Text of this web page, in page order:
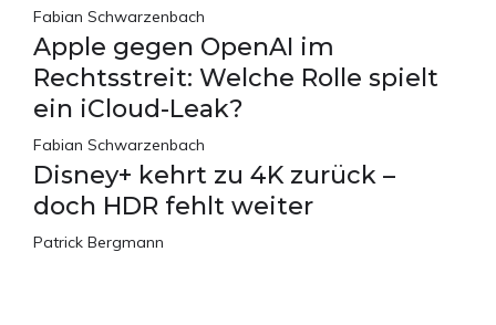
Fabian Schwarzenbach
Apple gegen OpenAI im
Rechtsstreit: Welche Rolle spielt
ein iCloud-Leak?
Fabian Schwarzenbach
Disney+ kehrt zu 4K zurück –
doch HDR fehlt weiter
Patrick Bergmann